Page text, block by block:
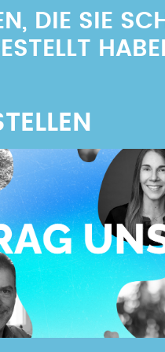
DIE SIE